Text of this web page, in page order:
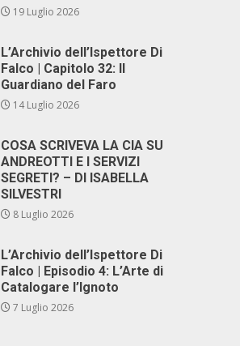
19 Luglio 2026
L’Archivio dell’Ispettore Di
Falco | Capitolo 32: Il
Guardiano del Faro
14 Luglio 2026
COSA SCRIVEVA LA CIA SU
ANDREOTTI E I SERVIZI
SEGRETI? – DI ISABELLA
SILVESTRI
8 Luglio 2026
L’Archivio dell’Ispettore Di
Falco | Episodio 4: L’Arte di
Catalogare l’Ignoto
7 Luglio 2026